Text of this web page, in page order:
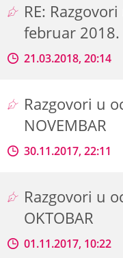
RE:
februar 2018.
21.03.2018, 20:14
Razgovori u
NOVEMBAR
30.11.2017, 22:11
Razgovori u
OKTOBAR
01.11.2017, 10:22